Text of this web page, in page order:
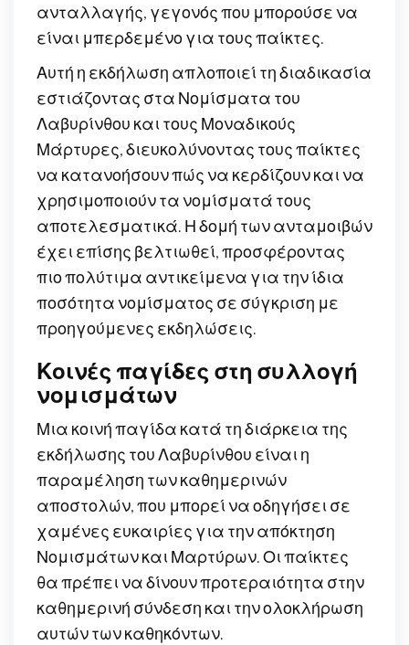
ανταλλαγής, γεγονός που μπορούσε να
είναι μπερδεμένο για τους παίκτες.
Αυτή η εκδήλωση απλοποιεί τη διαδικασία
εστιάζοντας στα Νομίσματα του
Λαβυρίνθου και τους Μοναδικούς
Μάρτυρες, διευκολύνοντας τους παίκτες
να κατανοήσουν πώς να κερδίζουν και να
χρησιμοποιούν τα νομίσματά τους
αποτελεσματικά. Η δομή των ανταμοιβών
έχει επίσης βελτιωθεί, προσφέροντας
πιο πολύτιμα αντικείμενα για την ίδια
ποσότητα νομίσματος σε σύγκριση με
προηγούμενες εκδηλώσεις.
Κοινές παγίδες στη συλλογή
νομισμάτων
Μια κοινή παγίδα κατά τη διάρκεια της
εκδήλωσης του Λαβυρίνθου είναι η
παραμέληση των καθημερινών
αποστολών, που μπορεί να οδηγήσει σε
χαμένες ευκαιρίες για την απόκτηση
Νομισμάτων και Μαρτύρων. Οι παίκτες
θα πρέπει να δίνουν προτεραιότητα στην
καθημερινή σύνδεση και την ολοκλήρωση
αυτών των καθηκόντων.